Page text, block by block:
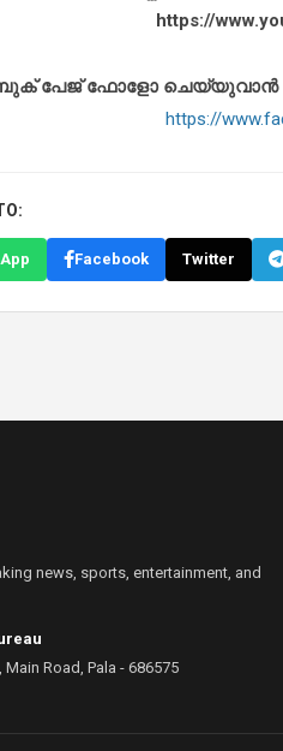
https://
പേജ് ഫോളോ ചെയ്യുവാൻ
https://
Facebook Twitter
news, sports, entertainment, and
Road, Pala - 686575